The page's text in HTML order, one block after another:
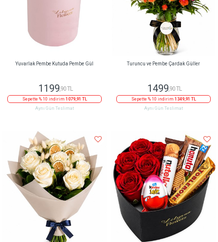
Yuvarlak Pembe Kutuda Pembe Gül
1199 ,90 TL
Sepette % 10 indirim 1079,91 TL
Aynı Gün Teslimat
Turuncu ve Pembe Çardak Güller
1499 ,90 TL
Sepette % 10 indirim 1349,91 TL
Aynı Gün Teslimat